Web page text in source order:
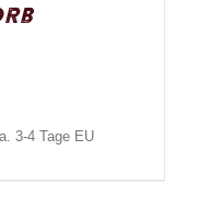
3-4 Tage EU